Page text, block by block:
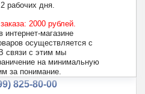
рабочих дня.
2000 рублей.
магазине
осуществляется с
связи с этим мы
на минимальную
за понимание.
223-13-47
825-80-00